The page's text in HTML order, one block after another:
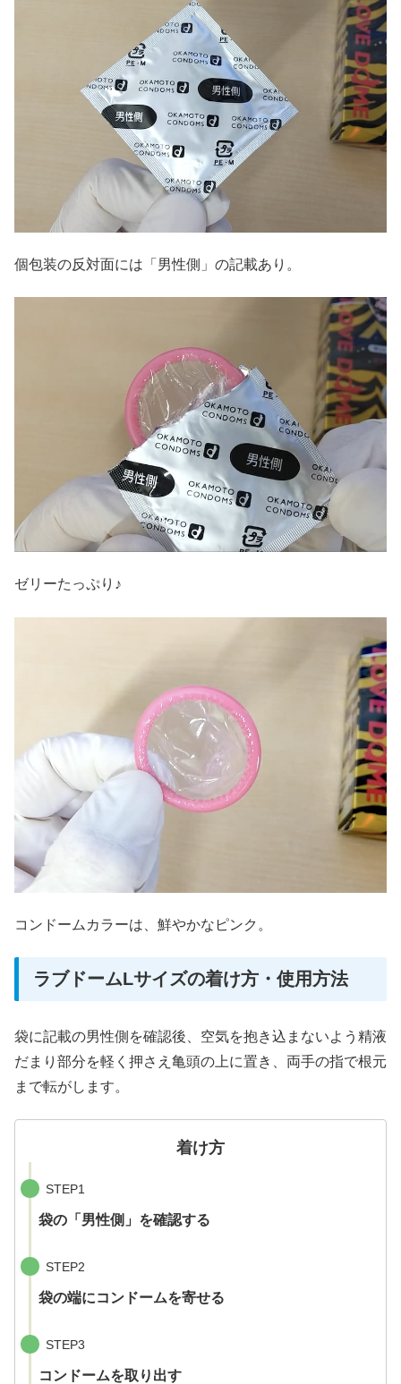
個包装の反対面には「男性側」の記載あり。
ゼリーたっぷり♪
コンドームカラーは、鮮やかなピンク。
ラブドームLサイズの着け方・使用方法
袋に記載の男性側を確認後、空気を抱き込まないよう精液
だまり部分を軽く押さえ亀頭の上に置き、両手の指で根元
まで転がします。
着け方
STEP1
袋の「男性側」を確認する
STEP2
袋の端にコンドームを寄せる
STEP3
コンドームを取り出す